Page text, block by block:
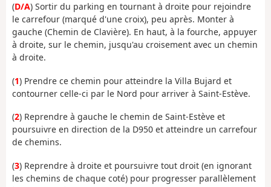
(D/A) Sortir du parking en tournant à droite pour rejoindre
le carrefour (marqué d'une croix), peu après. Monter à
gauche (Chemin de Clavière). En haut, à la fourche, appuyer
à droite, sur le chemin, jusqu'au croisement avec un chemin
à droite.
(1) Prendre ce chemin pour atteindre la Villa Bujard et
contourner celle-ci par le Nord pour arriver à Saint-Estève.
(2) Reprendre à gauche le chemin de Saint-Estève et
poursuivre en direction de la D950 et atteindre un carrefour
de chemins.
(3) Reprendre à droite et poursuivre tout droit (en ignorant
les chemins de chaque coté) pour progresser parallèlement